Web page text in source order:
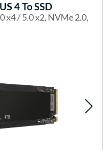
4 To SSD
x4 / 5.0 x2, NVMe 2.0,